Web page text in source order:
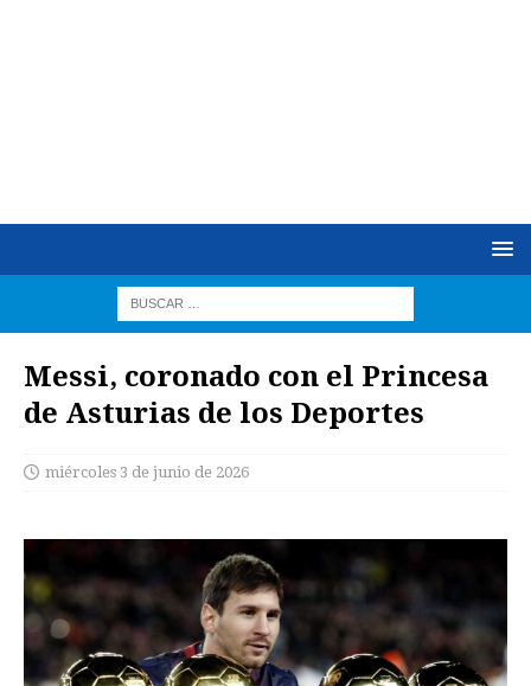
Messi, coronado con el Princesa
de Asturias de los Deportes
miércoles 3 de junio de 2026